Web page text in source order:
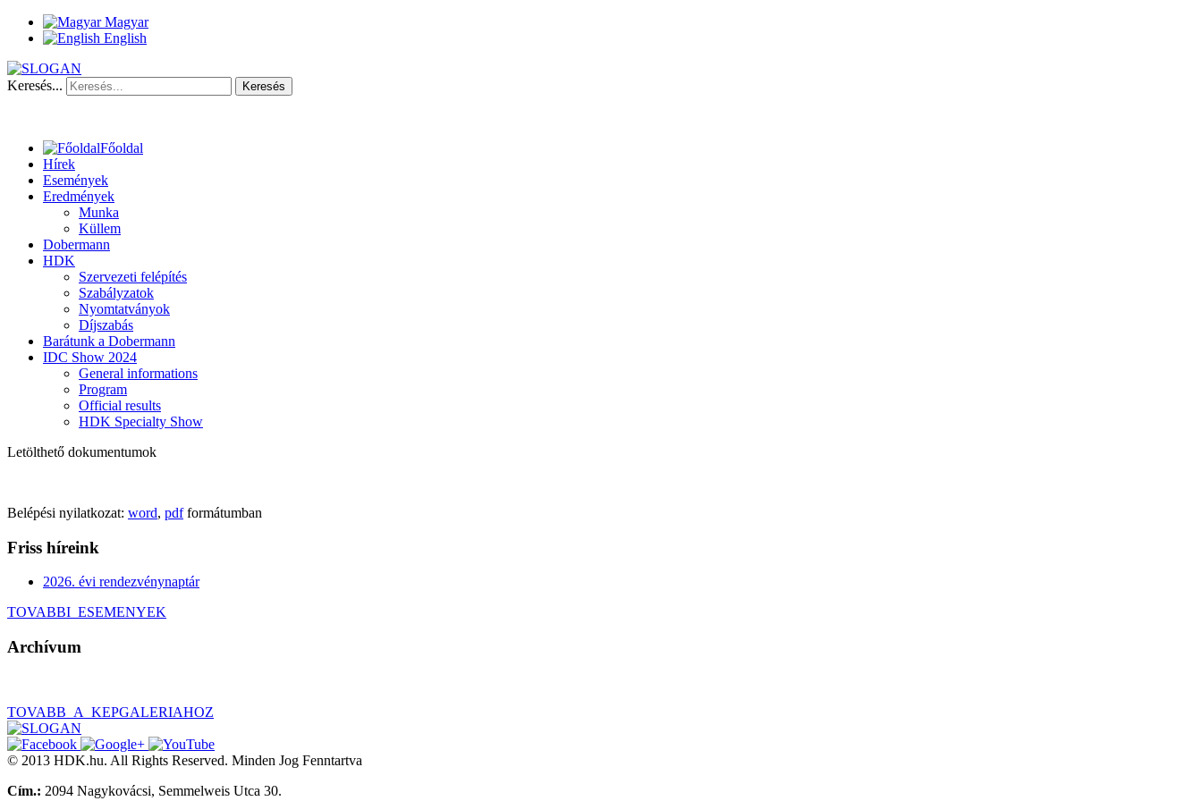
Magyar
English
Keresés... Keresés
Főoldal
Hírek
Események
Eredmények
Munka
Küllem
Dobermann
HDK
Szervezeti felépítés
Szabályzatok
Nyomtatványok
Díjszabás
Barátunk a Dobermann
IDC Show 2024
General informations
Program
Official results
HDK Specialty Show
Letölthető dokumentumok
Belépési nyilatkozat: word, pdfformátumban
Friss híreink
2026. évi rendezvénynaptár
TOVABBI_ESEMENYEK
Archívum
TOVABB_A_KEPGALERIAHOZ
© 2013 HDK.hu. All Rights Reserved. Minden Jog Fenntartva
Cím.: 2094 Nagykovácsi, Semmelweis Utca 30.